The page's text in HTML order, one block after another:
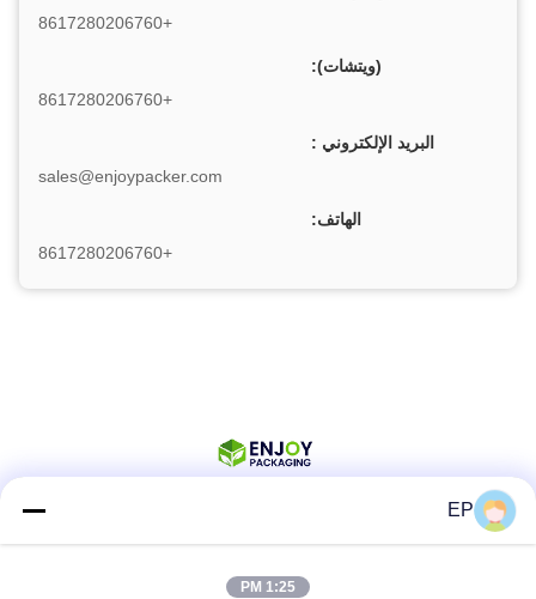
+8617280206760
(ويتشات):
+8617280206760
البريد الإلكتروني :
sales@enjoypacker.com
الهاتف:
+8617280206760
EP
1:25 PM